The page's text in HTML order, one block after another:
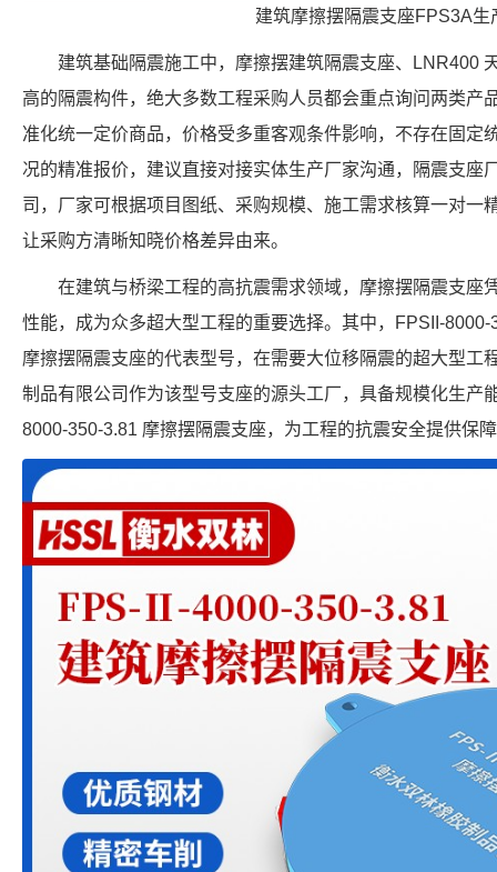
建筑摩擦摆隔震支座FPS3A生
建筑基础隔震施工中，摩擦摆建筑隔震支座、LNR400
高的隔震构件，绝大多数工程采购人员都会重点询问两类产
准化统一定价商品，价格受多重客观条件影响，不存在固定
况的精准报价，建议直接对接实体生产厂家沟通，隔震支座
司，厂家可根据项目图纸、采购规模、施工需求核算一对一
让采购方清晰知晓价格差异由来。
在建筑与桥梁工程的高抗震需求领域，摩擦摆隔震支座
性能，成为众多超大型工程的重要选择。其中，FPSII-
摩擦摆隔震支座的代表型号，在需要大位移隔震的超大型工
制品有限公司作为该型号支座的源头工厂，具备规模化生产
8000-350-3.81 摩擦摆隔震支座，为工程的抗震安全提供保